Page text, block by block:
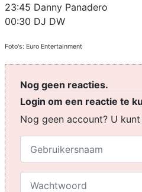
23:45 Danny Panadero
00:30 DJ DW
Foto's: Euro Entertainment
Nog geen reacties.
Login om een reactie te
Nog geen account? U